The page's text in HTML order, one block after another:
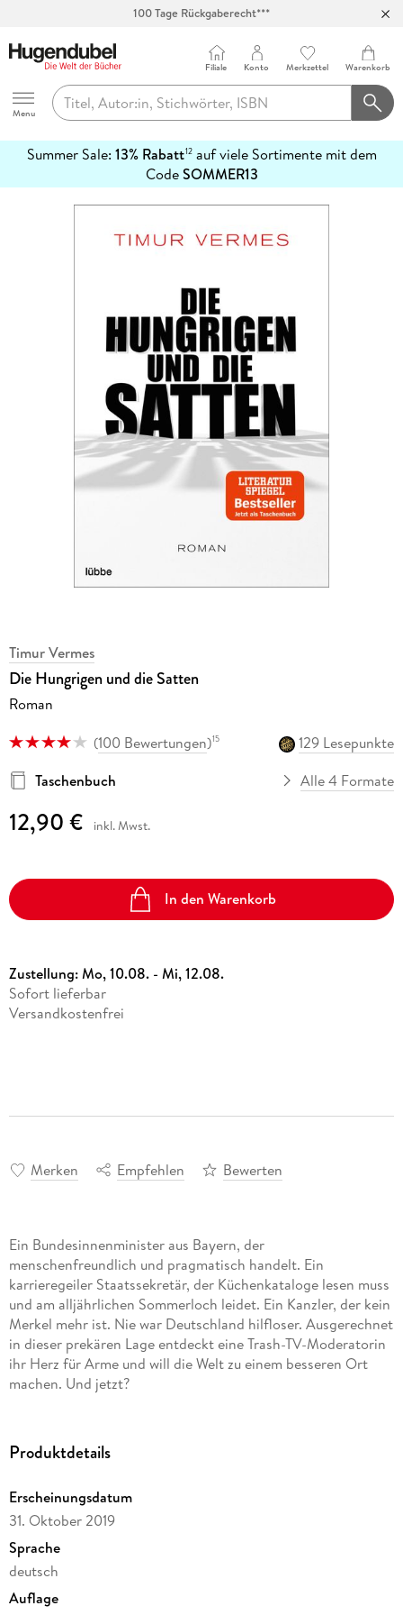
Abholung in über 100 Filialen
Hugendubel
Menu
Filiale Konto Merkzettel Warenkorb
Summer Sale: 13% Rabatt12auf viele Sortimente mit dem
CodeSOMMER13
erfahren
Timur Vermes
Die Hungrigen und die Satten
Roman
(100 Bewertungen)15
129 Lesepunkte
Taschenbuch
Alle 4 Formate
12,90 € inkl. Mwst.
In den Warenkorb
Zustellung:Mo, 10.08. - Mi, 12.08.
Sofort lieferbar
Versandkostenfrei
Merken Empfehlen Bewerten
Ein Bundesinnenminister aus Bayern, der
menschenfreundlich und pragmatisch handelt. Ein
karrieregeiler Staatssekretär, der Küchenkataloge lesen muss
und am alljährlichen Sommerloch leidet. Ein Kanzler, der kein
Merkel mehr ist. Nie war Deutschland hilfloser. Ausgerechnet
in dieser prekären Lage entdeckt eine Trash-TV-Moderatorin
ihr Herz für Arme und will die Welt zu einem besseren Ort
machen. Und jetzt?
Produktdetails
Erscheinungsdatum
31. Oktober 2019
Sprache
deutsch
Auflage